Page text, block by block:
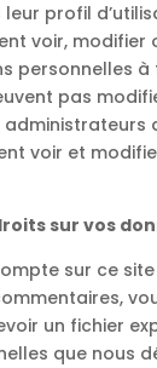
profil
voir, modifier
personnelles
pas
administrateurs
voir et
sur vos
sur ce
un fichier
que nous